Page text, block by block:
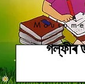
গল্ফীৰ